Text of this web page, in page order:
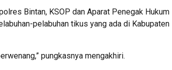
Bintan, KSOP dan Aparat Penegak Hukum
pelabuhan tikus yang ada di Kabupaten
pungkasnya mengakhiri.